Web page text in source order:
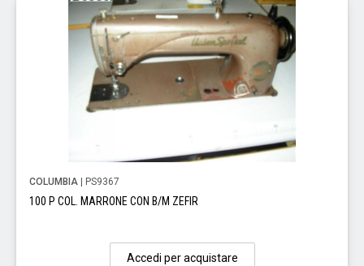
COLUMBIA | PS9367
100 P COL. MARRONE CON B/M ZEFIR
Accedi per acquistare